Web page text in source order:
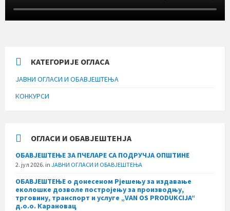
КАТЕГОРИЈЕ ОГЛАСА
ЈАВНИ ОГЛАСИ И ОБАВЈЕШТЕЊА
КОНКУРСИ
ОГЛАСИ И ОБАВЈЕШТЕНЈА
ОБАВЈЕШТЕЊЕ ЗА ПЧЕЛАРЕ СА ПОДРУЧЈА ОПШТИНЕ
2. јул 2026. in ЈАВНИ ОГЛАСИ И ОБАВЈЕШТЕЊА
ОБАВЈЕШТЕЊЕ о донесеном Рјешењу за издавање
еколошке дозволе постројењу за производњу,
трговину, транспорт и услуге „VAN OS PRODUKCIJA“
д.о.о. Карановац